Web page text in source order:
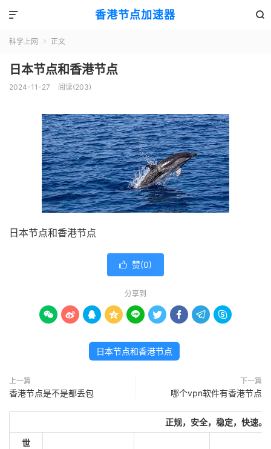
香港节点加速器 

科学上网  正文
日本节点和香港节点
2024-11-27 阅读(203)
日本节点和香港节点
 赞(0)
分享到
        
日本节点和香港节点
上一篇
香港节点是不是都丢包
下一篇
哪个vpn软件有香港节点
正规，安全，稳定，快速。
世